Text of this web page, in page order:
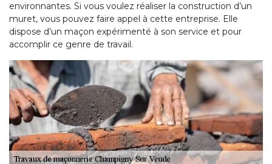
environnantes. Si vous voulez réaliser la construction d’un
muret, vous pouvez faire appel à cette entreprise. Elle
dispose d’un maçon expérimenté à son service et pour
accomplir ce genre de travail.